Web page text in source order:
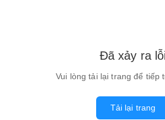
Đã xảy ra lỗi
Vui lòng tải lại trang để tiếp
Tải lại trang